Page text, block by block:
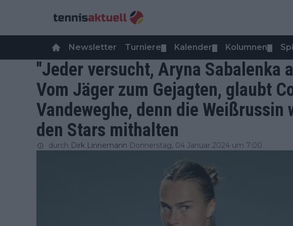
Newsletter Turniere Kalender Kolumnen
"Jeder versucht, Aryna Sabalenka
Vom Jäger zum Gejagten, glaubt
Vandeweghe, denn die
den Stars mithalten
durch Dirk Linnemann Donnerstag, 04 Januar 2024 um 7:00